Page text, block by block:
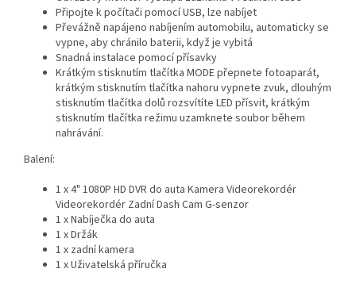
Připojte k počítači pomocí USB, lze nabíjet
Převážně napájeno nabíjením automobilu, automaticky se
vypne, aby chránilo baterii, když je vybitá
Snadná instalace pomocí přísavky
Krátkým stisknutím tlačítka MODE přepnete fotoaparát,
krátkým stisknutím tlačítka nahoru vypnete zvuk, dlouhým
stisknutím tlačítka dolů rozsvítíte LED přísvit, krátkým
stisknutím tlačítka režimu uzamknete soubor během
nahrávání.
Balení:
1 x 4" 1080P HD DVR do auta Kamera Videorekordér
Videorekordér Zadní Dash Cam G-senzor
1 x Nabíječka do auta
1 x Držák
1 x zadní kamera
1 x Uživatelská příručka